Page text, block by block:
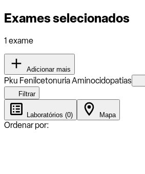
Exames selecionados
1 exame
Adicionar mais
Pku Fenilcetonuria Aminocidopatias
Filtrar
Laboratórios (0) Mapa
Ordenar por: